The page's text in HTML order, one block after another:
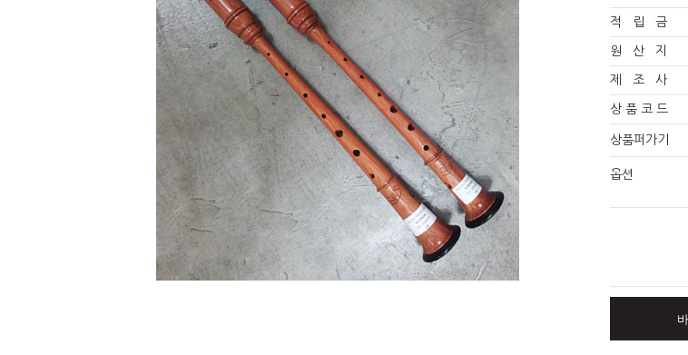
적 립 금
원 산 지
제 조 사
상 품 코 드
상품퍼가기
옵션